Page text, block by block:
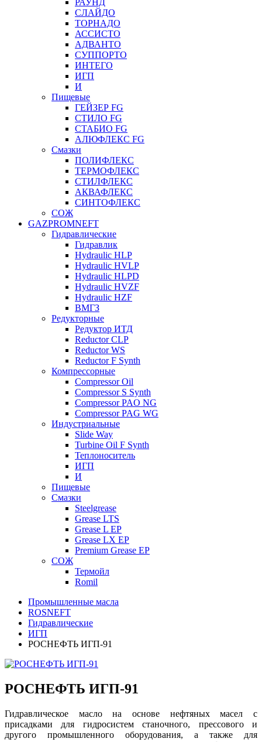
РАУНД
СЛАЙДО
ТОРНАДО
АССИСТО
АДВАНТО
СУППОРТО
ИНТЕГО
ИГП
И
Пищевые
ГЕЙЗЕР FG
СТИЛО FG
СТАБИО FG
АЛЮФЛЕКС FG
Смазки
ПОЛИФЛЕКС
ТЕРМОФЛЕКС
СТИЛФЛЕКС
АКВАФЛЕКС
СИНТОФЛЕКС
СОЖ
GAZPROMNEFT
Гидравлические
Гидравлик
Hydraulic HLP
Hydraulic HVLP
Hydraulic HLPD
Hydraulic HVZF
Hydraulic HZF
ВМГЗ
Редукторные
Редуктор ИТД
Reductor CLP
Reductor WS
Reductor F Synth
Компрессорные
Compressor Oil
Compressor S Synth
Compressor PAO NG
Compressor PAG WG
Индустриальные
Slide Way
Turbine Oil F Synth
Теплоноситель
ИГП
И
Пищевые
Смазки
Steelgrease
Grease LTS
Grease L EP
Grease LX EP
Premium Grease EP
СОЖ
Термойл
Romil
Промышленные масла
ROSNEFT
Гидравлические
ИГП
РОСНЕФТЬ ИГП-91
РОСНЕФТЬ ИГП-91
Гидравлическое масло на основе нефтяных масел с
присадками для гидросистем станочного, прессового и
другого промышленного оборудования, а также для